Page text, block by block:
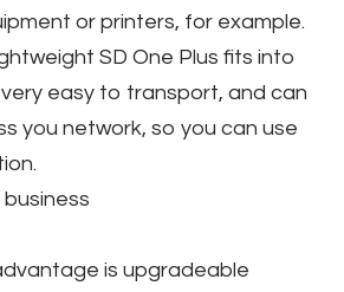
or printers, for example.
SD One Plus fits into
easy to transport, and can
you network, so you can use
is upgradeable